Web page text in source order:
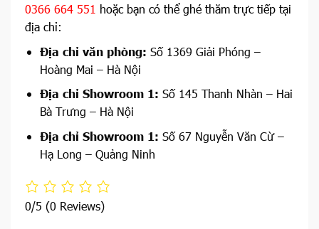
0366 664 551 hoặc bạn có thể ghé thăm trực tiếp tại
địa chỉ:
Địa chỉ văn phòng: Số 1369 Giải Phóng –
Hoàng Mai – Hà Nội
Địa chỉ Showroom 1: Số 145 Thanh Nhàn – Hai
Bà Trưng – Hà Nội
Địa chỉ Showroom 1: Số 67 Nguyễn Văn Cừ –
Hạ Long – Quảng Ninh
0/5 (0 Reviews)